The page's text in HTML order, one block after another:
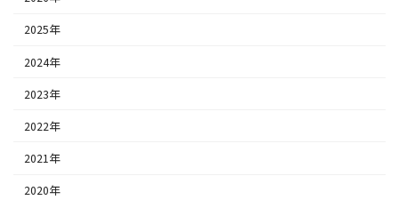
2025年
2024年
2023年
2022年
2021年
2020年